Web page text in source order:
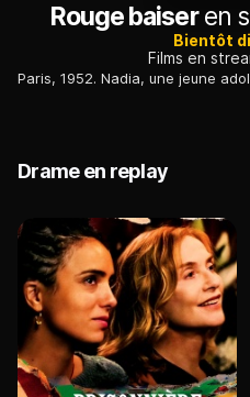
Rouge baiseren
Bientôt
Films en
Drame en replay